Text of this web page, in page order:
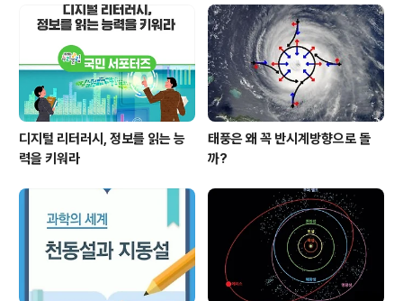
디지털 리터러시, 정보를 읽는 능
력을 키워라
태풍은 왜 꼭 반시계방향으로 돌
까?